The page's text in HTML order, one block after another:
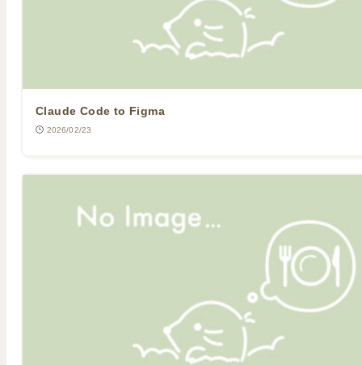
Claude Code to Figma
2026/02/23